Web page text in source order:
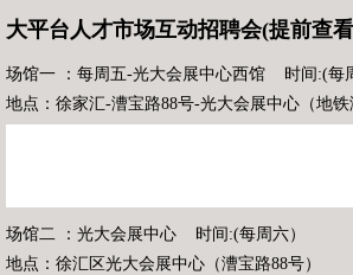
大平台人才市场互动招聘会(提前查
场馆一 ：每周五-光大会展中心西馆 时间:(每
地点：徐家汇-漕宝路88号-光大会展中心（地铁
场馆二 ：光大会展中心 时间:(每周六）
地点：徐汇区光大会展中心（漕宝路88号）